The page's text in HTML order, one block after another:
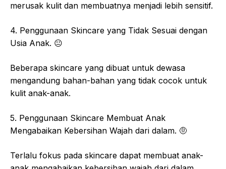
merusak kulit dan membuatnya menjadi lebih sensitif.
4. Penggunaan Skincare yang Tidak Sesuai dengan
Usia Anak. 😐
Beberapa skincare yang dibuat untuk dewasa
mengandung bahan-bahan yang tidak cocok untuk
kulit anak-anak.
5. Penggunaan Skincare Membuat Anak
Mengabaikan Kebersihan Wajah dari dalam. 🤨
Terlalu fokus pada skincare dapat membuat anak-